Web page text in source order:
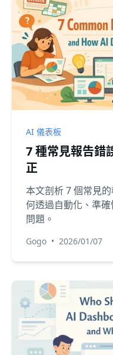
AI 儀表板
7 種常見報告錯
正
本文剖析 7 個常見
何透過自動化、準
問題。
Gogo • 2026/01/07